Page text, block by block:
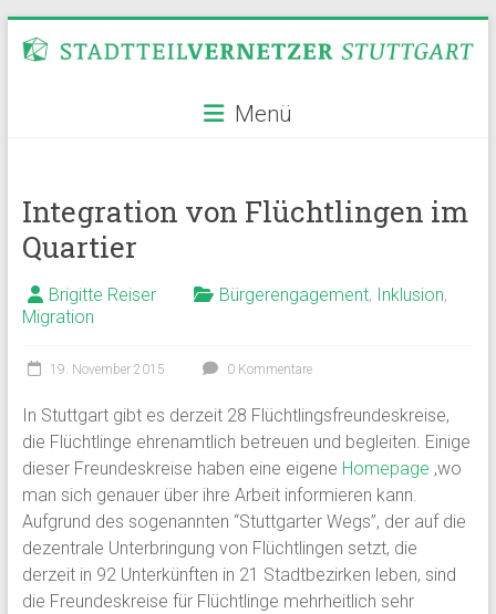
Inhalt
Stadtteilvernetzer
Menü
Integration von Flüchtlingen im
Quartier
Brigitte Reiser Bürgerengagement, Inklusion,
Migration
19. November 2015 0 Kommentare
In Stuttgart gibt es derzeit 28 Flüchtlingsfreundeskreise,
die Flüchtlinge ehrenamtlich betreuen und begleiten. Einige
dieser Freundeskreise haben eine eigene Homepage ,wo
man sich genauer über ihre Arbeit informieren kann.
Aufgrund des sogenannten “Stuttgarter Wegs”, der auf die
dezentrale Unterbringung von Flüchtlingen setzt, die
derzeit in 92 Unterkünften in 21 Stadtbezirken leben, sind
die Freundeskreise für Flüchtlinge mehrheitlich sehr